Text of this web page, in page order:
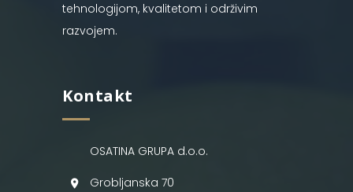
tehnologijom, kvalitetom i održivim
razvojem.
Kontakt
OSATINA GRUPA d.o.o.
Grobljanska 70